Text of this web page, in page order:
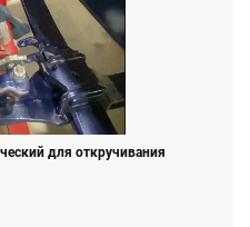
для откручивания